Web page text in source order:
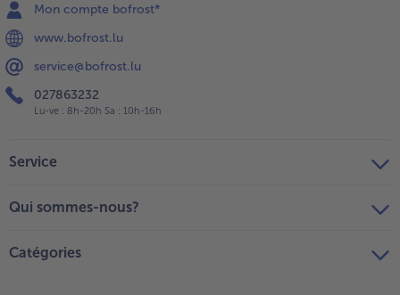
Mon compte bofrost*
www.bofrost.lu
service@bofrost.lu
027863232
Lu-ve : 8h-20h Sa : 10h-16h
Service
Qui sommes-nous?
Catégories